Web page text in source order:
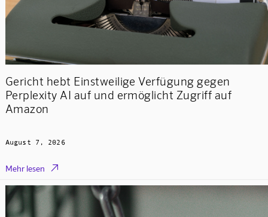
Gericht hebt Einstweilige Verfügung gegen
Perplexity AI auf und ermöglicht Zugriff auf
Amazon
August 7, 2026
Mehr lesen 